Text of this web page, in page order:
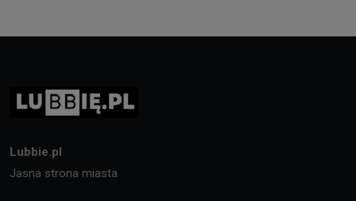
Lubbie.pl
Jasna strona miasta